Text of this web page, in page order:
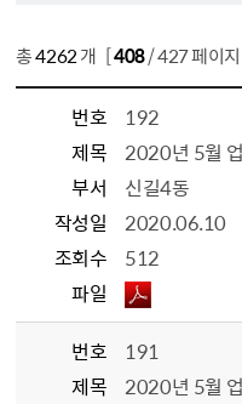
총4262개 [408/ 427 페이
번호
192
제목
2020년 5월
부서
신길4동
작성일
2020.06.10
조회수
512
파일
번호
191
제목
2020년 5월